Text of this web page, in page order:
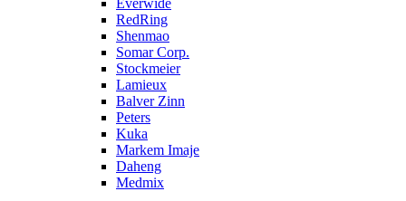
Everwide
RedRing
Shenmao
Somar Corp.
Stockmeier
Lamieux
Balver Zinn
Peters
Kuka
Markem Imaje
Daheng
Medmix